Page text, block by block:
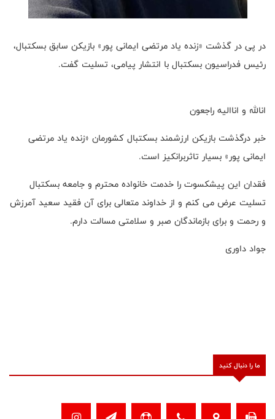
در پی در گذشت «زنده یاد مرتضی ایمانی پور» بازیکن سابق بسکتبال،
رئیس فدراسیون بسکتبال با انتشار پیامی، تسلیت گفت.
انالله و اناالیه راجعون
خبر درگذشت بازیکن ارزشمند بسکتبال کشورمان «زنده یاد مرتضی
ایمانی پور» بسیار تاثربرانکیز است.
فقدان این پیشکسوت را خدمت خانواده محترم و جامعه بسکتبال
تسلیت عرض می کنم و از خداوند متعالی برای آن فقید سعید آمرزش
و رحمت و برای بازماندگان صبر و سلامتی مسالت دارم.
جواد داوری
ما را دنبال کنید